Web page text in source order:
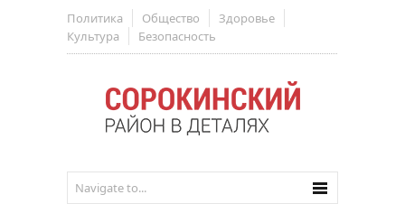
Политика Общество
Здоровье
Культура
Безопасность